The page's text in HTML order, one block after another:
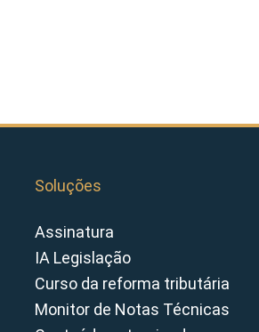
Soluções
Assinatura
IA Legislação
Curso da reforma tributária
Monitor de Notas Técnicas